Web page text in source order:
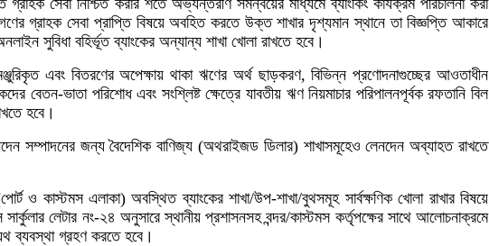
সেবা নিশ্চিত করার শর্তে অভ্যন্তরীণ সমন্বয়ের মাধ্যমে ব্যাংকিং কার্যক্রম পরিচালনা করা
গ্রাহক সেবা প্রাপ্তি বিষয়ে অবহিত করতে উক্ত শাখার দৃশ্যমান স্থানে তা বিজ্ঞপ্তি আকারে
সুবিধা বহির্ভূত ব্যাংকের অন্যান্য শাখা খোলা রাখতে হবে।
এবং বিতরণের অপেক্ষায় থাকা ঋণের অর্থ ছাড়করণ, বিভিন্ন প্রণোদনাগুচ্ছের আওতাধীন
বেতন-ভাতা পরিশোধ এবং সংশ্লিষ্ট ক্ষেত্রে যাবতীয় ঋণ নিয়মাচার পরিপালনপূর্বক রফতানি বিল
হবে।
সম্পাদনের জন্য বৈদেশিক বাণিজ্য (অথরাইজড ডিলার) শাখাসমূহেও লেনদেন অব্যাহত রাখতে
ও কাস্টমস এলাকা) অবস্থিত ব্যাংকের শাখা/উপ-শাখা/বুথসমূহ সার্বক্ষণিক খোলা রাখার বিষয়ে
লেটার নং-২৪ অনুসারে স্থানীয় প্রশাসনসহ বন্দর/কাস্টমস কর্তৃপক্ষের সাথে আলোচনাক্রমে
ব্যবস্থা গ্রহণ করতে হবে।